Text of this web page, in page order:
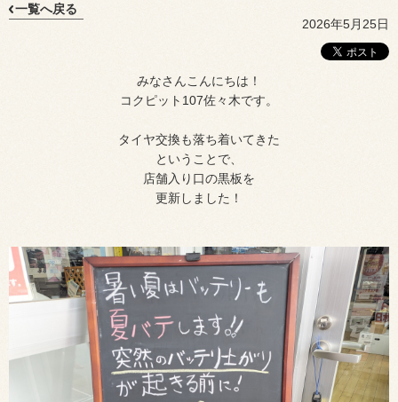
一覧へ戻る
2026年5月25日
みなさんこんにちは！
コクピット 107佐々木です。
タイヤ交換も落ち着いてきた
ということで、
店舗入り口の黒板を
更新しました！